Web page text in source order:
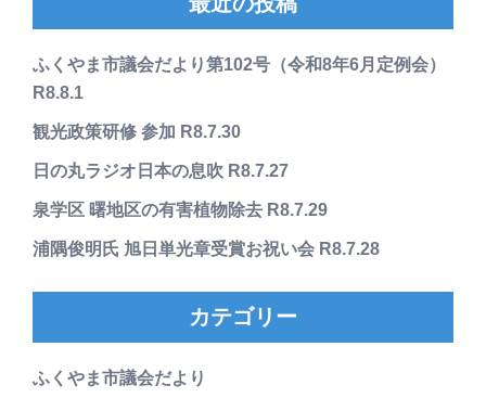
ふくやま市議会だより第102号（令和8年6月定例会）
R8.8.1
観光政策研修 参加 R8.7.30
日の丸ラジオ日本の息吹 R8.7.27
泉学区 曙地区の有害植物除去 R8.7.29
浦隅俊明氏 旭日単光章受賞お祝い会 R8.7.28
カテゴリー
ふくやま市議会だより